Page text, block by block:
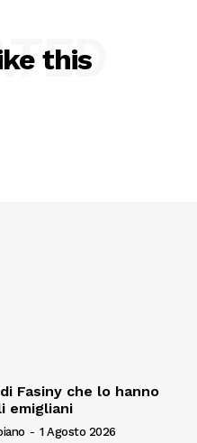
this
Fasiny che lo hanno
emigliani
- 1 Agosto 2026